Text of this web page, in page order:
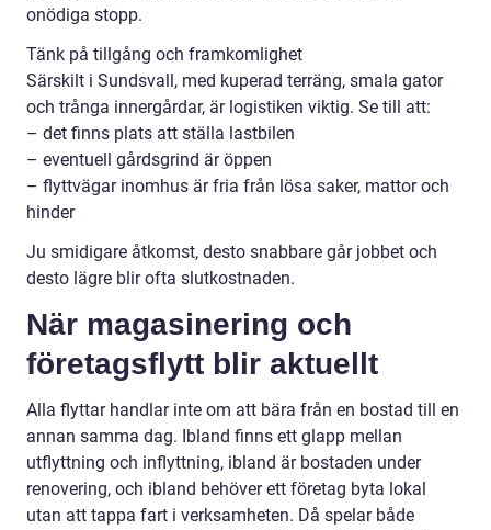
onödiga stopp.
Tänk på tillgång och framkomlighet
Särskilt i Sundsvall, med kuperad terräng, smala gator
och trånga innergårdar, är logistiken viktig. Se till att:
– det finns plats att ställa lastbilen
– eventuell gårdsgrind är öppen
– flyttvägar inomhus är fria från lösa saker, mattor och
hinder
Ju smidigare åtkomst, desto snabbare går jobbet och
desto lägre blir ofta slutkostnaden.
När magasinering och
företagsflytt blir aktuellt
Alla flyttar handlar inte om att bära från en bostad till en
annan samma dag. Ibland finns ett glapp mellan
utflyttning och inflyttning, ibland är bostaden under
renovering, och ibland behöver ett företag byta lokal
utan att tappa fart i verksamheten. Då spelar både